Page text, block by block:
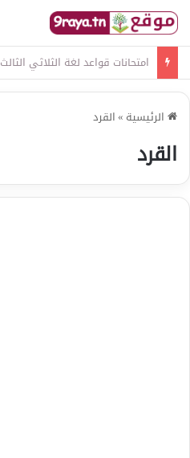
امتحانات قواعد لغة الثلاثي الثالث
الرئيسية »القرد
القرد